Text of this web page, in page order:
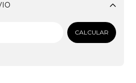
Alterar CEP
CALCULAR